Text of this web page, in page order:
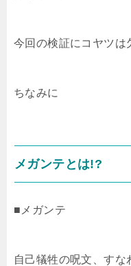
今回の検証にコヤツは
ちなみに
メガンテとは!?
■メガンテ
自己犠牲の呪文、すな